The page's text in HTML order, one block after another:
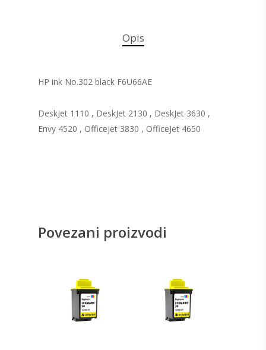
Opis
HP ink No.302 black F6U66AE
DeskJet 1110 , DeskJet 2130 , DeskJet 3630 ,
Envy 4520 , Officejet 3830 , OfficeJet 4650
Povezani proizvodi